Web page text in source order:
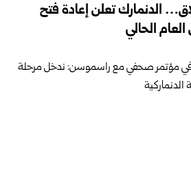
الدنمارك تعلن إعادة فتح
الحالي